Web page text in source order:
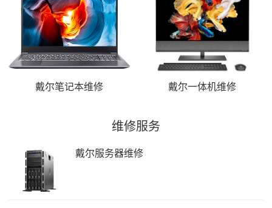
戴尔笔记本维修 戴尔一体机维修
维修服务
戴尔服务器维修